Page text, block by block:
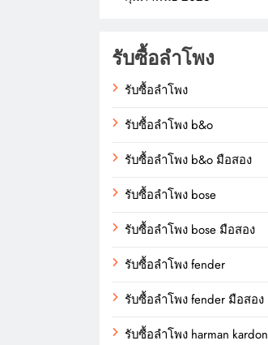
รับซื้อลำโพง
รับซื้อลำโพง
รับซื้อลำโพง b&o
รับซื้อลำโพง b&o มือสอง
รับซื้อลำโพง bose
รับซื้อลำโพง bose มือสอง
รับซื้อลำโพง fender
รับซื้อลำโพง fender มือสอง
รับซื้อลำโพง harman kardon